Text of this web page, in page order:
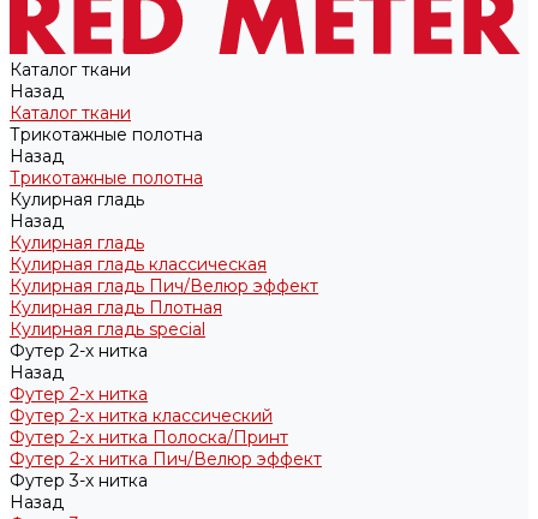
Каталог ткани
Назад
Каталог ткани
Трикотажные полотна
Назад
Трикотажные полотна
Кулирная гладь
Назад
Кулирная гладь
Кулирная гладь классическая
Кулирная гладь Пич/Велюр эффект
Кулирная гладь Плотная
Кулирная гладь special
Футер 2-х нитка
Назад
Футер 2-х нитка
Футер 2-х нитка классический
Футер 2-х нитка Полоска/Принт
Футер 2-х нитка Пич/Велюр эффект
Футер 3-х нитка
Назад